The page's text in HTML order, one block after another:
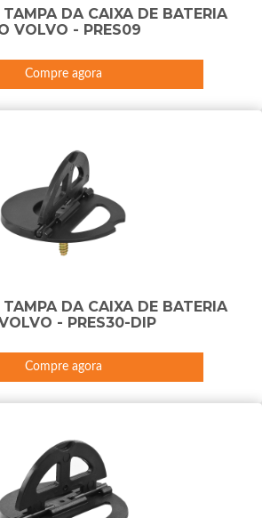
TAMPA DA CAIXA DE BATERIA
VOLVO - PRES09
Compre agora
TAMPA DA CAIXA DE BATERIA
- PRES30-DIP
Compre agora